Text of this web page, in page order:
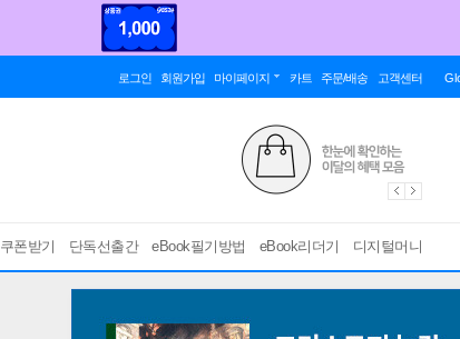
로그인 회원가입 마이페이지 카트 주문/배송 고객센터
쿠폰받기 단독선출간 eBook필기방법 eBook리더기 디지털머니